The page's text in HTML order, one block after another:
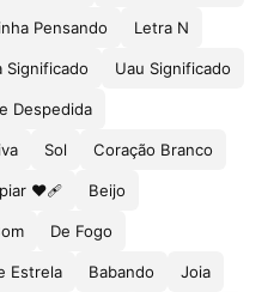
Pensando Letra N
Significado Uau Significado
Despedida
Sol Coração Branco
❤🩹 Beijo
De Fogo
Estrela Babando Joia